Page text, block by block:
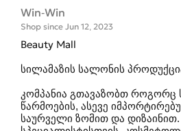
Win-Win
Shop since Jun 12, 2023
Beauty Mall
სილამაზის სალონის
კომპანია გთავაზობთ როგორც
წარმოების, ასევე
საურველი ზომით და დიზაინით.